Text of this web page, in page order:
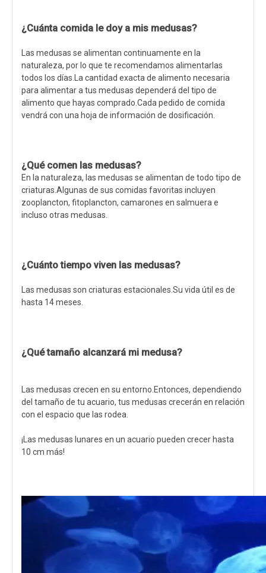
¿Cuánta comida le doy a mis medusas?
Las medusas se alimentan continuamente en la
naturaleza, por lo que te recomendamos alimentarlas
todos los días.La cantidad exacta de alimento necesaria
para alimentar a tus medusas dependerá del tipo de
alimento que hayas comprado.Cada pedido de comida
vendrá con una hoja de información de dosificación.
¿Qué comen las medusas?
En la naturaleza, las medusas se alimentan de todo tipo de
criaturas.Algunas de sus comidas favoritas incluyen
zooplancton, fitoplancton, camarones en salmuera e
incluso otras medusas.
¿Cuánto tiempo viven las medusas?
Las medusas son criaturas estacionales.Su vida útil es de
hasta 14 meses.
¿Qué tamaño alcanzará mi medusa?
Las medusas crecen en su entorno.Entonces, dependiendo
del tamaño de tu acuario, tus medusas crecerán en relación
con el espacio que las rodea.
¡Las medusas lunares en un acuario pueden crecer hasta
10 cm más!